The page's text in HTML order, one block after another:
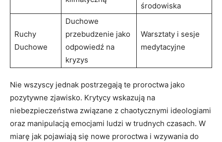
środowiska
Ruchy
Duchowe
Duchowe
przebudzenie jako‍
odpowiedź na
kryzys
Warsztaty i ⁢sesje⁢
medytacyjne
Nie wszyscy ⁢jednak postrzegają ​te ⁤proroctwa jako
⁤pozytywne zjawisko. Krytycy wskazują na
niebezpieczeństwa⁢ związane z chaotycznymi ideologiami
oraz manipulacją emocjami ludzi​ w trudnych czasach. W
miarę ⁢jak pojawiają się nowe‌ proroctwa i wzywania do